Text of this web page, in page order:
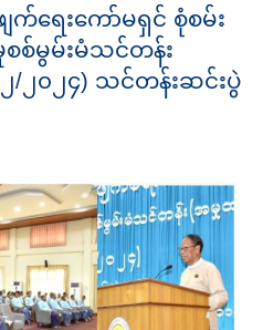
ေးကော်မရှင် စုံစမ်း
စ်မွမ်းမံသင်တန်း
၂၀၂၄) သင်တန်းဆင်းပွဲ